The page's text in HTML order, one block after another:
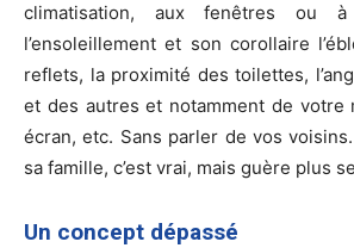
climatisation, aux fenêtres ou
l’ensoleillement et son corollaire
reflets, la proximité des toilettes,
et des autres et notamment de votre
écran, etc. Sans parler de vos
sa famille, c’est vrai, mais guère plus
Un concept dépassé